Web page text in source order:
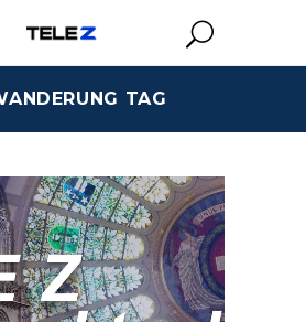
TAG